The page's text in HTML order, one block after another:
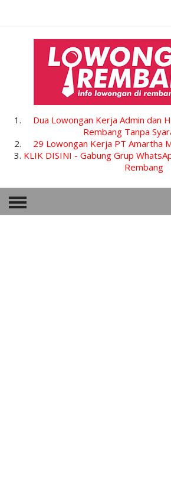
Dua Lowongan Kerja Admin dan
Rembang Tanpa
29 Lowongan Kerja PT Amartha
KLIK DISINI - Gabung Grup
Rembang